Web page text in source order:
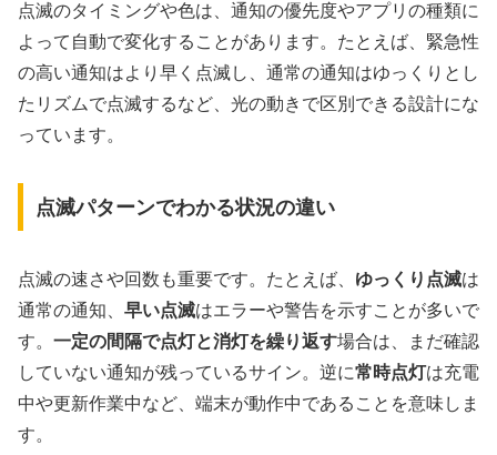
点滅のタイミングや色は、通知の優先度やアプリの種類に
よって自動で変化することがあります。たとえば、緊急性
の高い通知はより早く点滅し、通常の通知はゆっくりとし
たリズムで点滅するなど、光の動きで区別できる設計にな
っています。
点滅パターンでわかる状況の違い
点滅の速さや回数も重要です。たとえば、 ゆっくり点滅は
通常の通知、 早い点滅はエラーや警告を示すことが多いで
す。 一定の間隔で点灯と消灯を繰り返す場合は、まだ確認
していない通知が残っているサイン。逆に常時点灯は充電
中や更新作業中など、端末が動作中であることを意味しま
す。